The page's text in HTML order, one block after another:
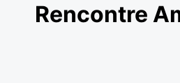
Rencontre